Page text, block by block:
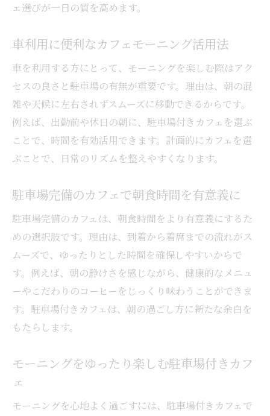
ェ選びが一日の質を高めます。
車利用に便利なカフェモーニング活用法
車を利用する方にとって、モーニングを楽しむ際はアク
セスの良さと駐車場の有無が重要です。理由は、朝の混
雑や天候に左右されずスムーズに移動できるからです。
例えば、出勤前や休日の朝に、駐車場付きカフェを選ぶ
ことで、時間を有効活用できます。計画的にカフェを選
ぶことで、日常のリズムを整えやすくなります。
駐車場完備のカフェで朝食時間を有意義に
駐車場完備のカフェは、朝食時間をより有意義にするた
めの選択肢です。理由は、到着から着席までの流れがス
ムーズで、ゆったりとした時間を確保しやすいからで
す。例えば、朝の静けさを感じながら、健康的なメニュ
ーやこだわりのコーヒーをじっくり味わうことができま
す。駐車場付きカフェは、朝の過ごし方に新たな余白を
もたらします。
モーニングをゆったり楽しむ駐車場付きカフ
ェ
モーニングを心地よく過ごすには、駐車場付きカフェで